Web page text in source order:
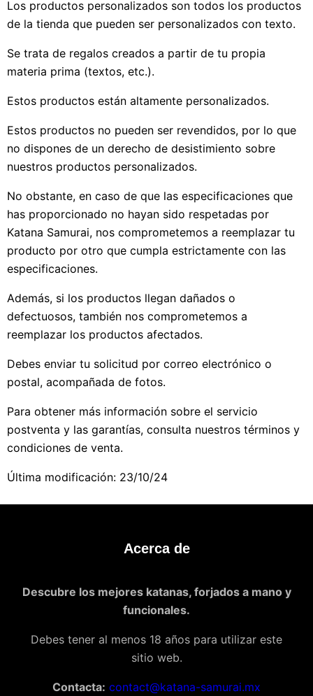
Los productos personalizados son todos los productos
de la tienda que pueden ser personalizados con texto.
Se trata de regalos creados a partir de tu propia
materia prima (textos, etc.).
Estos productos están altamente personalizados.
Estos productos no pueden ser revendidos, por lo que
no dispones de un derecho de desistimiento sobre
nuestros productos personalizados.
No obstante, en caso de que las especificaciones que
has proporcionado no hayan sido respetadas por
Katana Samurai, nos comprometemos a reemplazar tu
producto por otro que cumpla estrictamente con las
especificaciones.
Además, si los productos llegan dañados o
defectuosos, también nos comprometemos a
reemplazar los productos afectados.
Debes enviar tu solicitud por correo electrónico o
postal, acompañada de fotos.
Para obtener más información sobre el servicio
postventa y las garantías, consulta nuestros términos y
condiciones de venta.
Última modificación: 23/10/24
Acerca de
Descubre los mejores katanas, forjados a mano y
funcionales.
Debes tener al menos 18 años para utilizar este
sitio web.
Contacta: contact@katana-samurai.mx